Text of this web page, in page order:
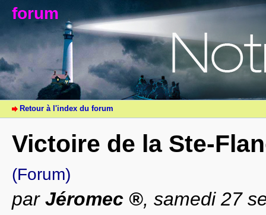
forum
Retour à l'index du forum
Victoire de la Ste-
(Forum)
par Jéromec , samedi 27